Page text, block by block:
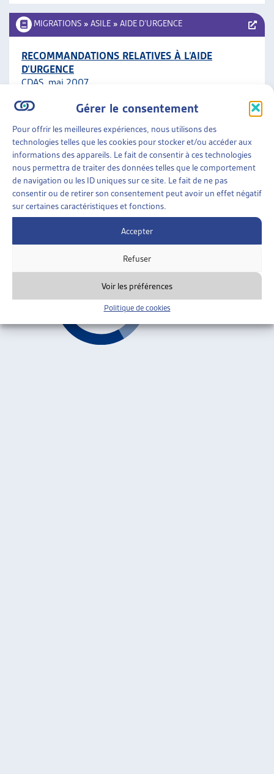
Gérer le consentement
Pour offrir les meilleures expériences, nous utilisons des
technologies telles que les cookies pour stocker et/ou accéder aux
informations des appareils. Le fait de consentir à ces technologies
nous permettra de traiter des données telles que le comportement
de navigation ou les ID uniques sur ce site. Le fait de ne pas
consentir ou de retirer son consentement peut avoir un effet négatif
sur certaines caractéristiques et fonctions.
Accepter
Refuser
Voir les préférences
Politique de cookies
MIGRATIONS » ASILE » AIDE D’URGENCE
RECOMMANDATIONS RELATIVES À L’AIDE
D’URGENCE
CDAS, mai 2007
Aide d'urgence
MIGRATIONS »ASILE»AIDE D’URGENCE
ETAT DES LIEUX SUR L’AIDE D’URGENCE
Barbro Darazs, dossier du mois, sept. 2004